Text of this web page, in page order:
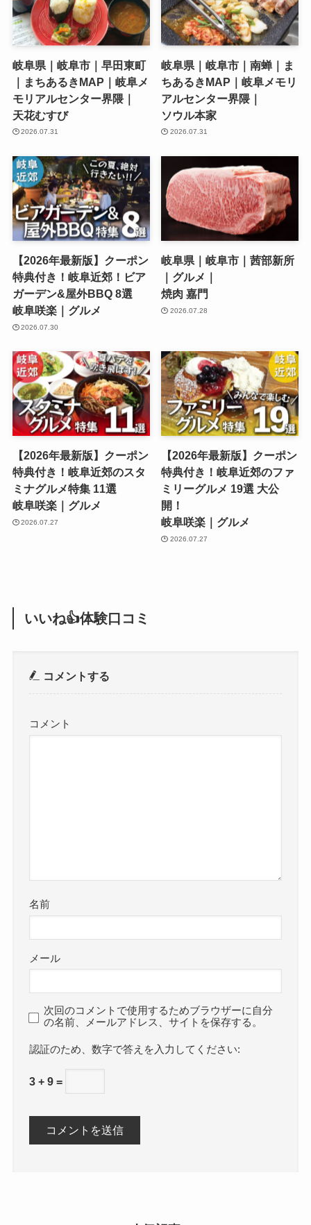
岐阜県｜岐阜市｜早田東町
｜まちあるきMAP｜岐阜メ
モリアルセンター界隈｜
天花むすび
2026.07.31
岐阜県｜岐阜市｜南蝉｜ま
ちあるきMAP｜岐阜メモリ
アルセンター界隈｜
ソウル本家
2026.07.31
【2026年最新版】クーポン
特典付き！岐阜近郊！ビア
ガーデン&屋外BBQ 8選
岐阜咲楽｜グルメ
2026.07.30
岐阜県｜岐阜市｜茜部新所
｜グルメ｜
焼肉 嘉門
2026.07.28
【2026年最新版】クーポン
特典付き！岐阜近郊のスタ
ミナグルメ特集 11選
岐阜咲楽｜グルメ
2026.07.27
【2026年最新版】クーポン
特典付き！岐阜近郊のファ
ミリーグルメ 19選 大公
開！
岐阜咲楽｜グルメ
2026.07.27
いいね👍体験口コミ
コメントする
コメント
名前
メール
次回のコメントで使用するためブラウザーに自分
の名前、メールアドレス、サイトを保存する。
数字で答えを入力してください:
3 + 9 =